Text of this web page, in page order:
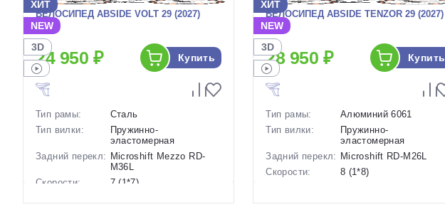
ХИТ
NEW
3D
ВЕЛОСИПЕД ABSIDE VOLT 29 (2027)
24 950 ₽ Купить
Тип рамы:
Сталь
Тип вилки:
Пружинно-
эластомерная
Задний перекл: Microshift Mezzo RD-
M36L
Скорости:
7 (1*7)
ХИТ
NEW
3D
ВЕЛОСИПЕД ABSIDE TENZOR 29 (2027)
28 950 ₽ Купить
Тип рамы:
Алюминий 6061
Тип вилки:
Пружинно-
эластомерная
Задний перекл: Microshift RD-M26L
Скорости:
8 (1*8)